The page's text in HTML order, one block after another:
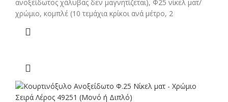
ανοξείδωτος χάλυβας δεν μαγνητίζεται), Φ25 νίκελ ματ/
χρώμιο, κομπλέ (10 τεμάχια κρίκοι ανά μέτρο, 2